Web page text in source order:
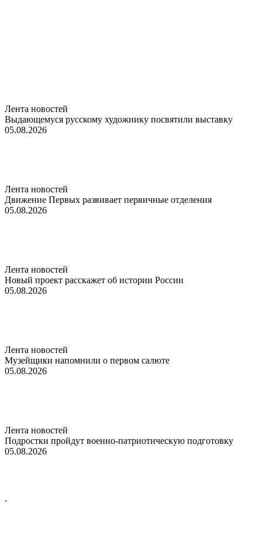
Лента новостей
Выдающемуся русскому художнику посвятили выставку
05.08.2026
Лента новостей
Движение Первых развивает первичные отделения
05.08.2026
Лента новостей
Новый проект расскажет об истории России
05.08.2026
Лента новостей
Музейщики напомнили о первом салюте
05.08.2026
Лента новостей
Подростки пройдут военно-патриотическую подготовку
05.08.2026